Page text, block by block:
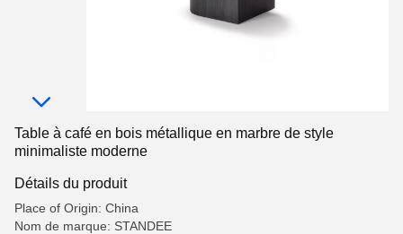
Table à café en bois métallique en marbre de style
minimaliste moderne
Détails du produit
Place of Origin: China
Nom de marque: STANDEE